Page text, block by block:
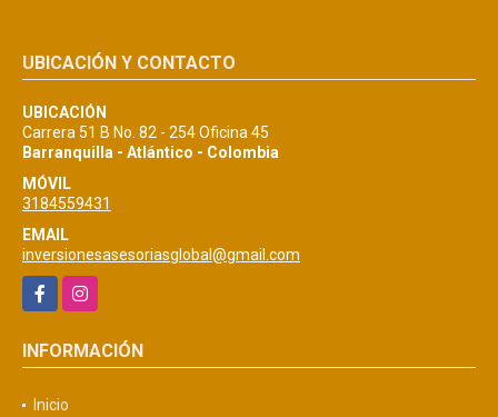
UBICACIÓN Y CONTACTO
UBICACIÓN
Carrera 51 B No. 82 - 254 Oficina 45
Barranquilla - Atlántico - Colombia
MÓVIL
3184559431
EMAIL
inversionesasesoriasglobal@gmail.com
FacebookInstagram
INFORMACIÓN
Inicio